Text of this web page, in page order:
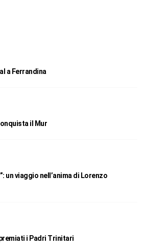
a Ferrandina
il Mur
un viaggio nell’anima di Lorenzo
i Padri Trinitari